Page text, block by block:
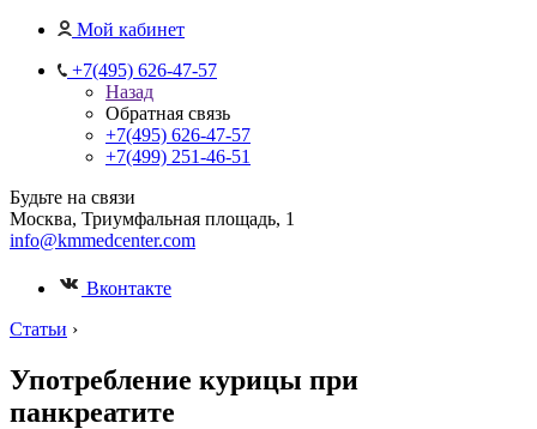
Мой кабинет
+7(495) 626-47-57
Назад
Обратная связь
+7(495) 626-47-57
+7(499) 251-46-51
Будьте на связи
Москва, Триумфальная площадь, 1
info@kmmedcenter.com
Вконтакте
Статьи ›
Употребление курицы при
панкреатите